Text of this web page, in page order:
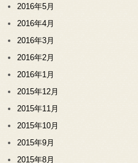
2016年5月
2016年4月
2016年3月
2016年2月
2016年1月
2015年12月
2015年11月
2015年10月
2015年9月
2015年8月